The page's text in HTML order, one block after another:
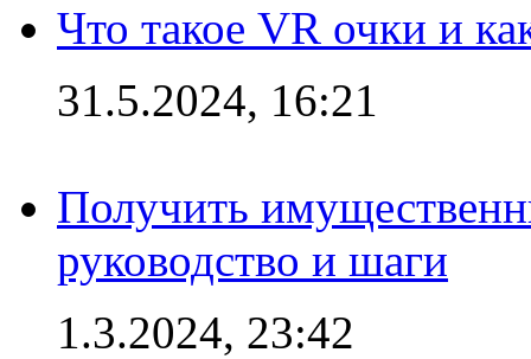
Что такое VR очки и
31.5.2024, 16:21
Получить
руководство и шаги
1.3.2024, 23:42